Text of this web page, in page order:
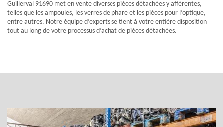
Guillerval 91690 met en vente diverses pièces détachées y afférentes,
telles que les ampoules, les verres de phare et les pièces pour l’optique,
entre autres. Notre équipe d’experts se tient à votre entière disposition
tout au long de votre processus d’achat de pièces détachées.